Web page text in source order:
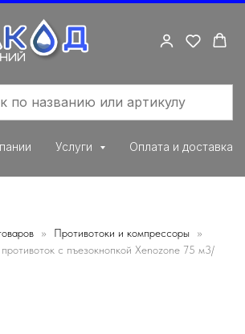
Услуги Оплата и доставка
Противотоки и компрессоры
противоток c пъезокнопкой Xenozone 75 м3/